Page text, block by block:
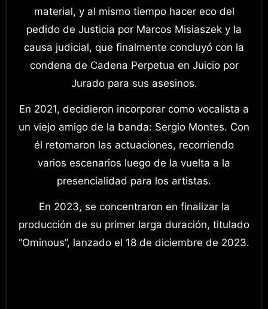
material, y al mismo tiempo hacer eco del
pedido de Justicia por Marcos Misiaszek y la
causa judicial, que finalmente concluyó con la
condena de Cadena Perpetua en Juicio por
Jurado para sus asesinos.
En 2021, decidieron incorporar como vocalista a
un viejo amigo de la banda: Sergio Montes. Con
él retomaron las actuaciones, recorriendo
varios escenarios luego de la vuelta a la
presencialidad para los artistas.
En 2023, se concentraron en finalizar la
producción de su primer larga duración, titulado
“Ominous”, lanzado el 18 de diciembre de 2023.